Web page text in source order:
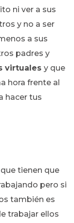
ni ver a sus
y no a ser
a sus
padres y
virtualesy que
hora frente al
hacer tus
tienen que
pero si
también es
trabajar ellos